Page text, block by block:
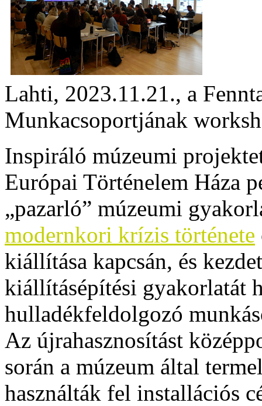
Lahti, 2023.11.21., a
Munkacsoportjának
Inspiráló múzeumi
Európai Történelem Háza
„pazarló” múzeumi
modernkori krízis története
kiállítása kapcsán, és
kiállításépítési gyakorlatát
hulladékfeldolgozó
Az újrahasznosítást
során a múzeum által
használták fel installációs